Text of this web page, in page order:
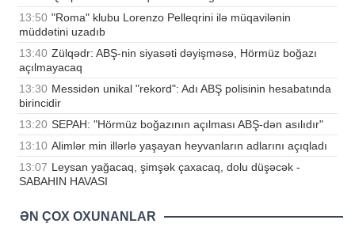
13:50 "Roma" klubu Lorenzo Pelleqrini ilə müqavilənin
müddətini uzadıb
13:40 Zülqədr: ABŞ-nin siyasəti dəyişməsə, Hörmüz boğazı
açılmayacaq
13:30 Messidən unikal "rekord": Adı ABŞ polisinin hesabatında
birincidir
13:20 SEPAH: "Hörmüz boğazının açılması ABŞ-dən asılıdır"
13:10 Alimlər min illərlə yaşayan heyvanların adlarını açıqladı
13:07 Leysan yağacaq, şimşək çaxacaq, dolu düşəcək -
SABAHIN HAVASI
ƏN ÇOX OXUNANLAR